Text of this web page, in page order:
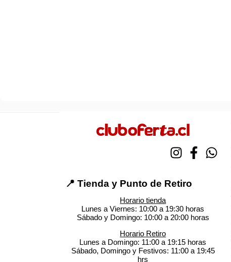
📍 Tienda y Punto de Retiro
Horario tienda
Lunes a Viernes: 10:00 a 19:30 horas
Sábado y Domingo: 10:00 a 20:00 horas
Horario Retiro
Lunes a Domingo: 11:00 a 19:15 horas
Sábado, Domingo y Festivos: 11:00 a 19:45
hrs